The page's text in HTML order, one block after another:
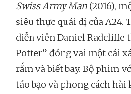
Swiss Army Man (2016),
siêu thực quái dị của A24.
diễn viên Daniel Radcliffe
Potter” đóng vai một cái
rắm và biết bay. Bộ phim
táo bạo và phong cách hài